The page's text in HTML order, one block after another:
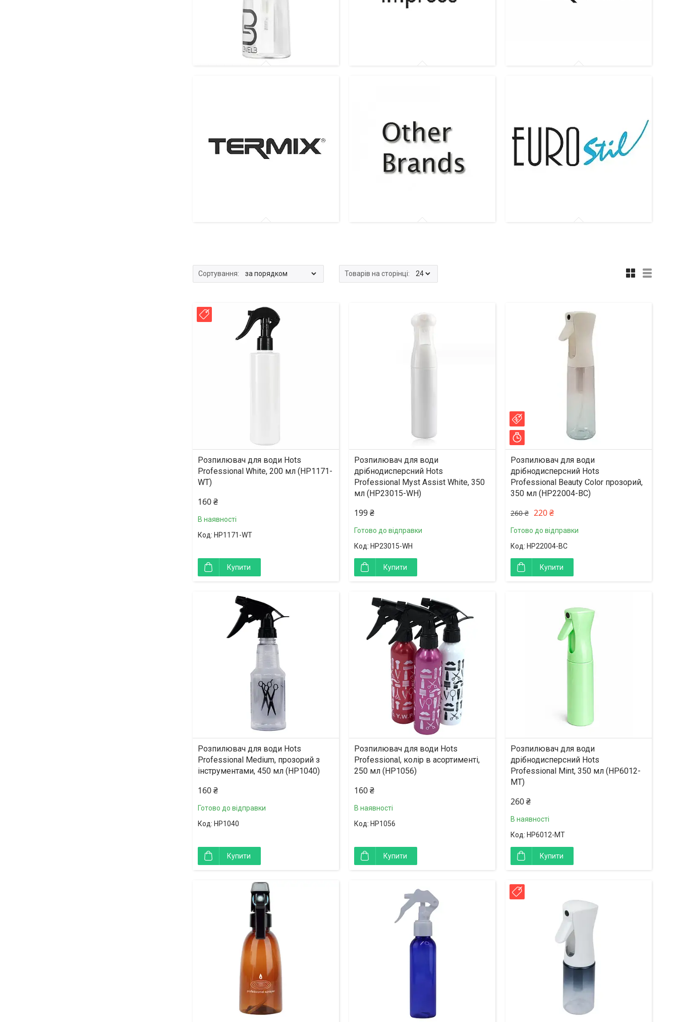
Розпилювач для води Hots
Professional White, 200 мл (HP1171-
WT)
160 ₴
В наявності
HP1171-WT
Купити
Розпилювач для води
дрібнодисперсний Hots
Professional Myst Assist White, 350
мл (HP23015-WH)
199 ₴
Готово до відправки
HP23015-WH
Купити
Залишилось 24 дні
Розпилювач для води
дрібнодисперсний Hots
Professional Beauty Color прозорий,
350 мл (HP22004-BC)
260 ₴ 220 ₴
Готово до відправки
HP22004-BC
Купити
Розпилювач для води Hots
Professional Medium, прозорий з
інструментами, 450 мл (HP1040)
160 ₴
Готово до відправки
HP1040
Купити
Розпилювач для води Hots
Professional, колір в асортименті,
250 мл (HP1056)
160 ₴
В наявності
HP1056
Купити
Розпилювач для води
дрібнодисперсний Hots
Professional Mint, 350 мл (HP6012-
MT)
260 ₴
В наявності
HP6012-MT
Купити